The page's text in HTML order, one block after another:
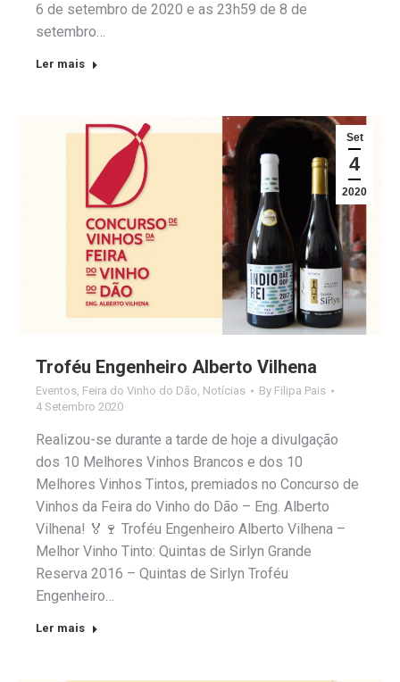
6 de setembro de 2020 e as 23h59 de 8 de
setembro…
Ler mais
Set
4
2020
Troféu Engenheiro Alberto Vilhena
Eventos Feira do Vinho do Dão Notícias By Filipa Pais
4 Setembro 2020
Realizou-se durante a tarde de hoje a divulgação
dos 10 Melhores Vinhos Brancos e dos 10
Melhores Vinhos Tintos, premiados no Concurso de
Vinhos da Feira do Vinho do Dão – Eng. Alberto
Vilhena! 🏅🍷 Troféu Engenheiro Alberto Vilhena –
Melhor Vinho Tinto: Quintas de Sirlyn Grande
Reserva 2016 – Quintas de Sirlyn Troféu
Engenheiro…
Ler mais